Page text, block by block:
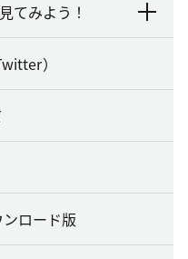
てみよう！
）
ロード版